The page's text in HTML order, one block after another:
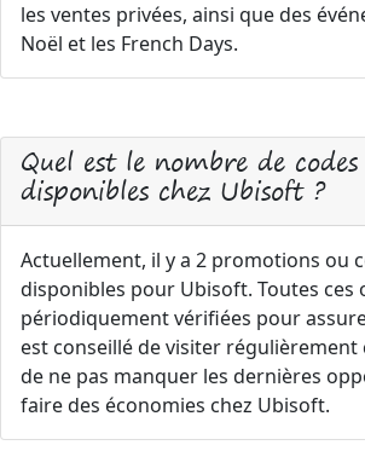
les ventes privées, ainsi que des
Noël et les French Days.
Quel est le nombre de
disponibles chez Ubisoft ?
Actuellement, il y a 2 promotions ou
disponibles pour Ubisoft. Toutes ces
périodiquement vérifiées pour
est conseillé de visiter régulièrement
de ne pas manquer les dernières
faire des économies chez Ubisoft.